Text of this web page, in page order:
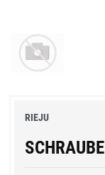
RIEJU
SCHRAUBE